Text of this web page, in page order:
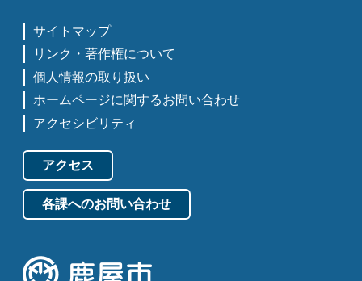
サイトマップ
リンク・著作権について
個人情報の取り扱い
ホームページに関するお問い合わせ
アクセシビリティ
アクセス
各課へのお問い合わせ